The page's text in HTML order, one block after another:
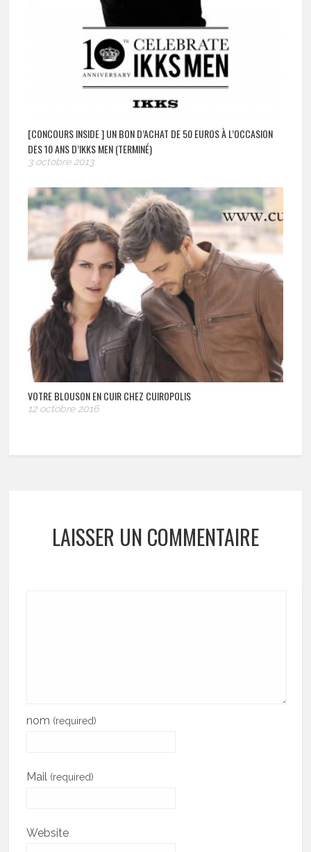
[CONCOURS INSIDE ] UN BON D’ACHAT DE 50 EUROS À L’OCCASION
DES 10 ANS D’IKKS MEN (TERMINÉ)
3 octobre 2013
VOTRE BLOUSON EN CUIR CHEZ CUIROPOLIS
12 octobre 2016
LAISSER UN COMMENTAIRE
nom (required)
Mail (required)
Website